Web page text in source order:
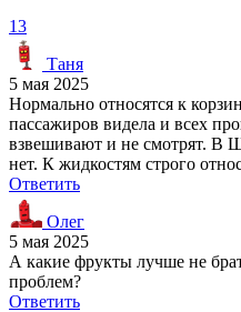
13
Таня
5 мая 2025
Нормально относятся к
пассажиров видела и всех
взвешивают и не смотрят. В
нет. К жидкостям строго
Ответить
Олег
5 мая 2025
А какие фрукты лучше не
проблем?
Ответить